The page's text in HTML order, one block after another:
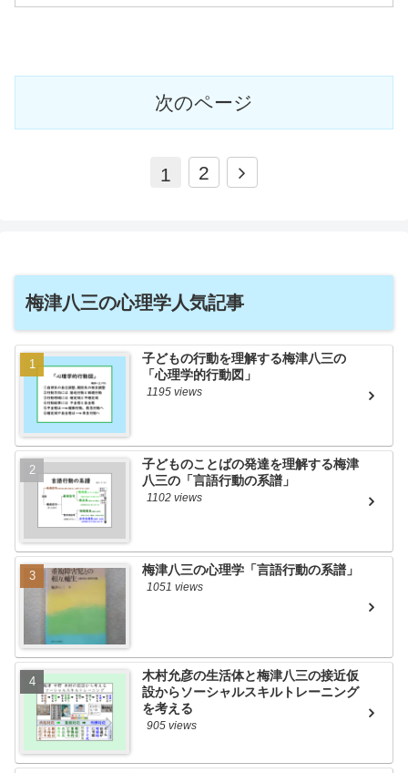
次のページ
1 2
次
梅津八三の心理学人気記事
子どもの行動を理解する梅津八三の
「心理学的行動図」
1195 views
子どものことばの発達を理解する梅津
八三の「言語行動の系譜」
1102 views
梅津八三の心理学「言語行動の系譜」
1051 views
木村允彦の生活体と梅津八三の接近仮
設からソーシャルスキルトレーニング
を考える
905 views